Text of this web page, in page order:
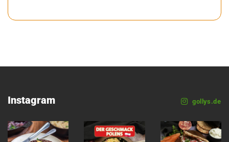
Instagram gollys.de